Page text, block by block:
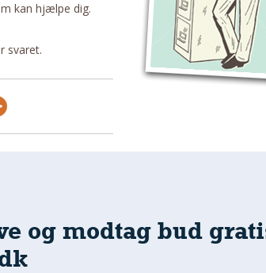
kan hjælpe dig.
svaret.
og modtag bud